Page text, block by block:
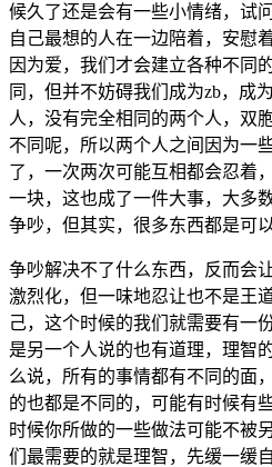
候久了还是会有一些小情绪，试
自己最想的人在一边陪着，安慰
因为爱，我们才会建立各种不同
同，但并不妨碍我们成为zb，成
人，没有完全相同的两个人，双
不同呢，所以两个人之间因为一
了，一次两次可能互相都会忍着
一块，这也成了一件大事，大多
争吵，但其实，很多东西都是可
争吵解决不了什么东西，反而会
激烈化，但一味地忍让也不是王
己，这个时候的我们就需要有一
是另一个人说的也有道理，理智
么说，所有的事情都有不同的面
的也都是不同的，可能有时候有
时候你所做的一些做法可能不被
们最需要的就是理智，先缓一缓